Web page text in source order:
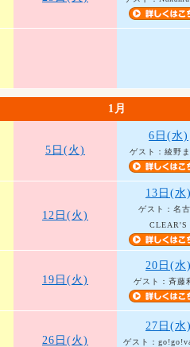
1月
5日(火)
6日(水)
ゲスト：綾野
12日(火)
13日(水
ゲスト：名
CLEAR'S
19日(火)
20日(水
ゲスト：斉藤
26日(火)
27日(水
ゲスト：